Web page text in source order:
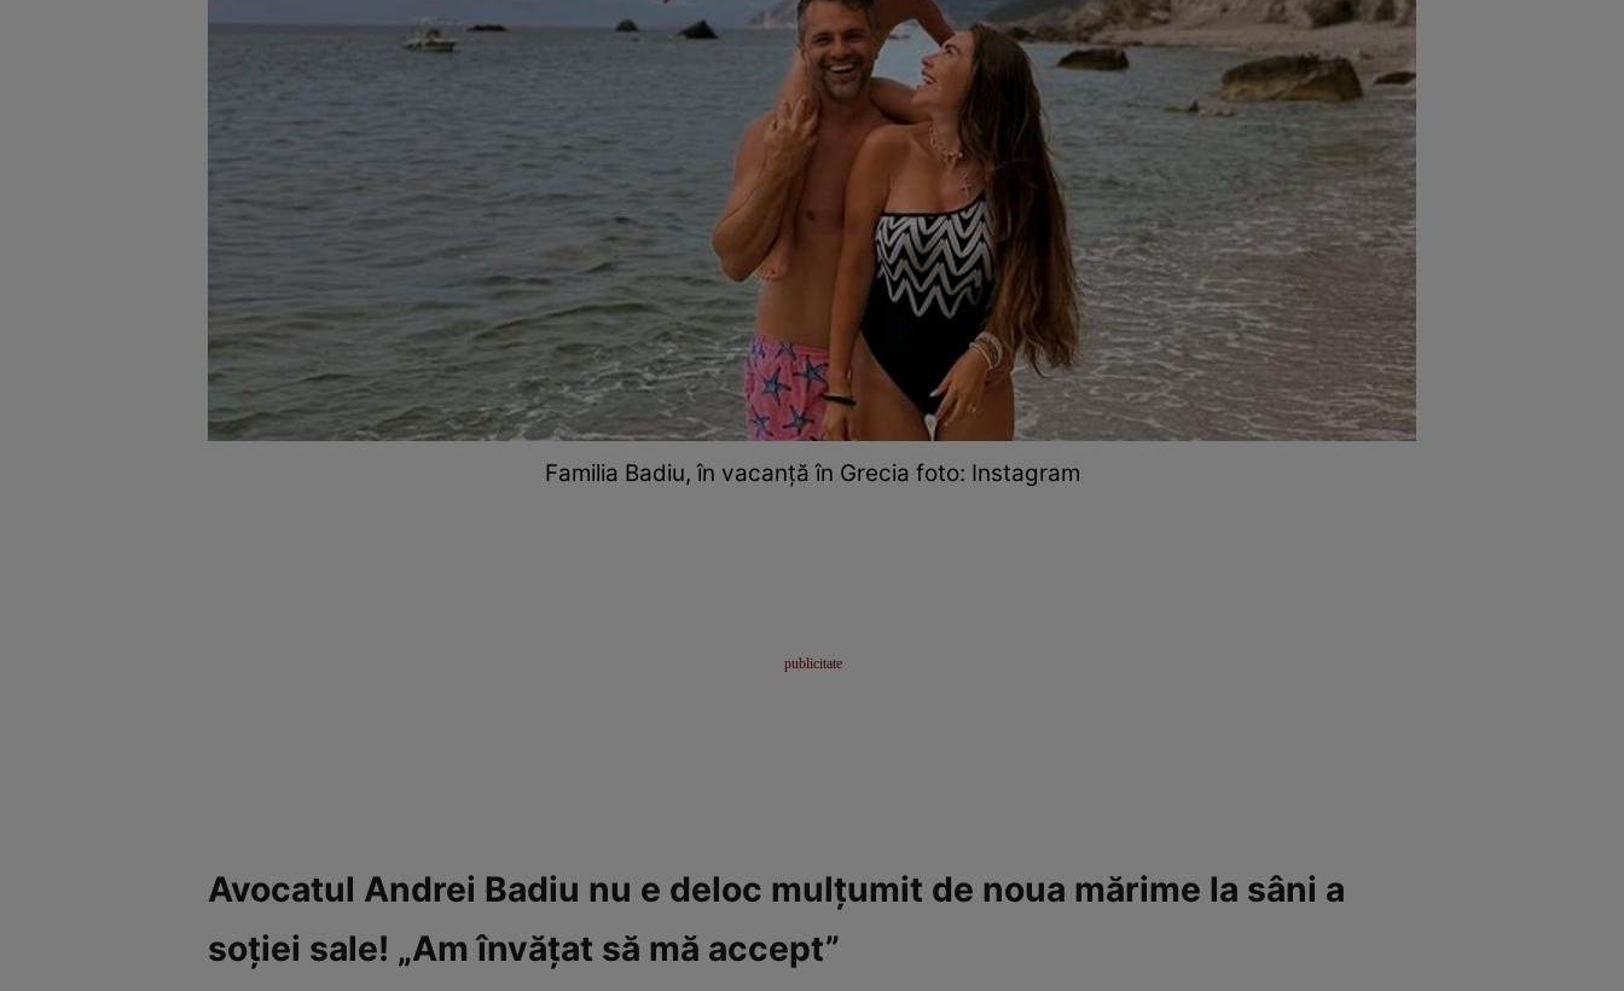
Familia Badiu, în vacanță în Grecia foto: Instagram
Avocatul Andrei Badiu nu e deloc mulțumit de noua mărime la sâni a
soției sale! „Am învățat să mă accept”